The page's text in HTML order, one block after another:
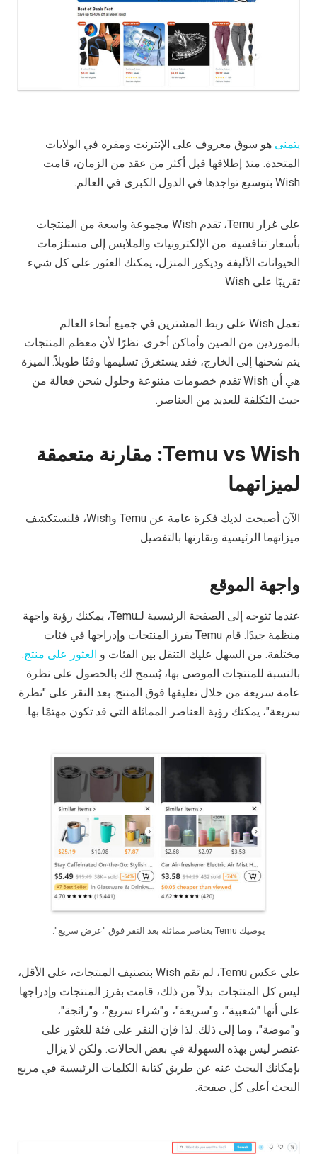
يتمنى هو سوق معروف على الإنترنت ومقره في الولايات
المتحدة. منذ إطلاقها قبل أكثر من عقد من الزمان، قامت
Wish بتوسيع تواجدها في الدول الكبرى في العالم.
على غرار Temu، تقدم Wish مجموعة واسعة من المنتجات
بأسعار تنافسية. من الإلكترونيات والملابس إلى مستلزمات
الحيوانات الأليفة وديكور المنزل، يمكنك العثور على كل شيء
تقريبًا على Wish.
تعمل Wish على ربط المشترين في جميع أنحاء العالم
بالموردين من الصين وأماكن أخرى. نظرًا لأن معظم المنتجات
يتم شحنها إلى الخارج، فقد يستغرق تسليمها وقتًا طويلاً. الميزة
هي أن Wish تقدم خصومات متنوعة وحلول شحن فعالة من
حيث التكلفة للعديد من العناصر.
Temu vs Wish: مقارنة متعمقة
لميزاتهما
الآن أصبحت لديك فكرة عامة عن Temu وWish، فلنستكشف
ميزاتهما الرئيسية ونقارنها بالتفصيل.
واجهة الموقع
عندما تتوجه إلى الصفحة الرئيسية لـTemu، يمكنك رؤية واجهة
منظمة جيدًا. قام Temu بفرز المنتجات وإدراجها في فئات
مختلفة. من السهل عليك التنقل بين الفئات و العثور على منتج.
بالنسبة للمنتجات الموصى بها، يُسمح لك بالحصول على نظرة
عامة سريعة من خلال تعليقها فوق المنتج. بعد النقر على "نظرة
سريعة"، يمكنك رؤية العناصر المماثلة التي قد تكون مهتمًا بها.
يوصيك Temu بعناصر مماثلة بعد النقر فوق "عرض سريع".
على عكس Temu، لم تقم Wish بتصنيف المنتجات، على الأقل،
ليس كل المنتجات. بدلاً من ذلك، قامت بفرز المنتجات وإدراجها
على أنها "شعبية"، و"سريعة"، و"شراء سريع"، و"رائجة"،
و"موضة"، وما إلى ذلك. لذا فإن النقر على فئة للعثور على
عنصر ليس بهذه السهولة في بعض الحالات. ولكن لا يزال
بإمكانك البحث عنه عن طريق كتابة الكلمات الرئيسية في مربع
البحث أعلى كل صفحة.